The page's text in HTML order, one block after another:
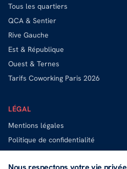
Tous les quartiers
QCA & Sentier
Rive Gauche
Est & République
Ouest & Ternes
Tarifs Coworking Paris 2026
LÉGAL
Mentions légales
Politique de confidentialité
Politique de cookies